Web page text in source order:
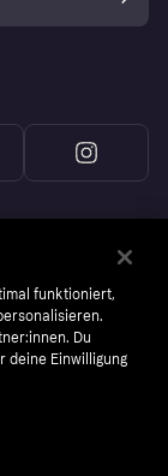
funktioniert,
Du
deine Einwilligung